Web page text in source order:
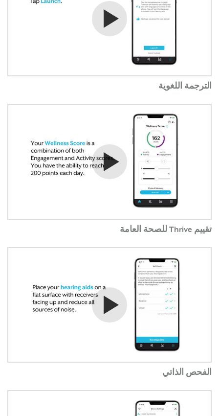
شاهد الفيديو
الترجمة اللغوية
شاهد الفيديو
تقييم Thrive للصحة العامة
شاهد الفيديو
الفحص الذاتي